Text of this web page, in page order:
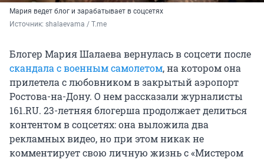
Мария ведет блог и зарабатывает в соцсетях
Источник: shalaevama / T.me
Блогер Мария Шалаева вернулась в соцсети после
скандала с военным самолетом, на котором она
прилетела с любовником в закрытый аэропорт
Ростова-на-Дону. О нем рассказали журналисты
161.RU. 23-летняя блогерша продолжает делиться
контентом в соцсетях: она выложила два
рекламных видео, но при этом никак не
комментирует свою личную жизнь с «Мистером